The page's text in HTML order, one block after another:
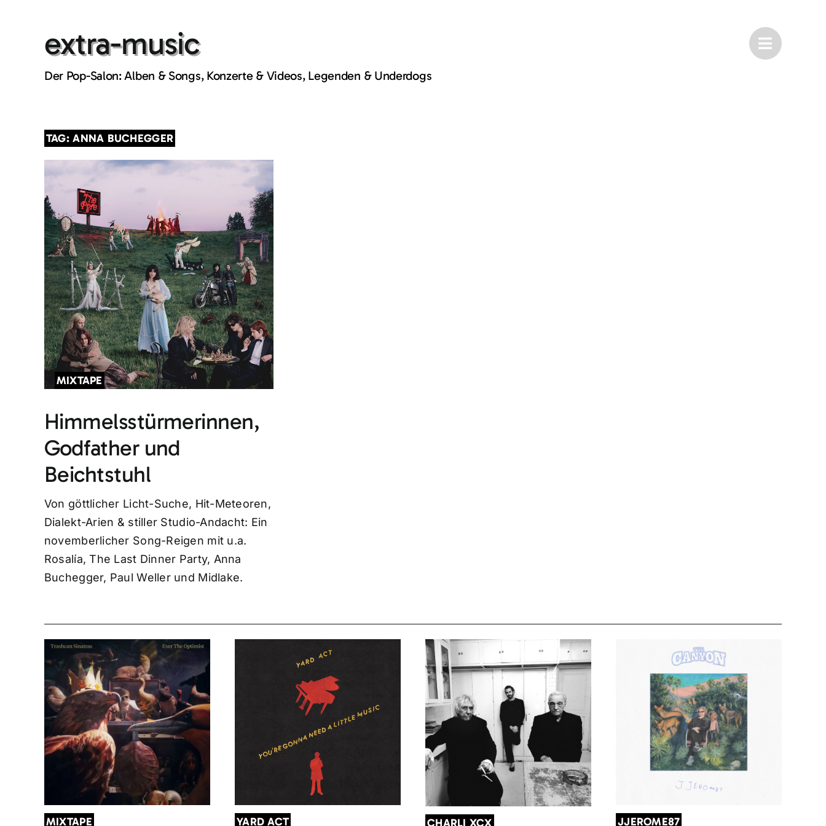
extra-music
Der Pop-Salon: Alben & Songs, Konzerte & Videos, Legenden & Underdogs
TAG: ANNA BUCHEGGER
MIXTAPE
Himmelsstürmerinnen,
Godfather und
Beichtstuhl
Von göttlicher Licht-Suche, Hit-Meteoren,
Dialekt-Arien & stiller Studio-Andacht: Ein
novemberlicher Song-Reigen mit u.a.
Rosalía, The Last Dinner Party, Anna
Buchegger, Paul Weller und Midlake.
MIXTAPE YARD ACT CHARLI XCX JJEROME87